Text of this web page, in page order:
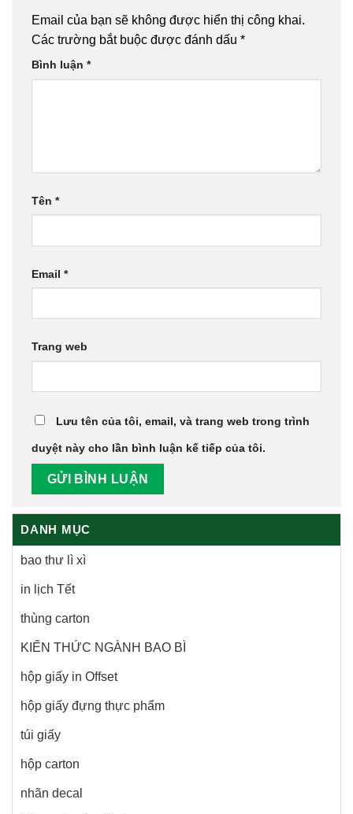
Email của bạn sẽ không được hiển thị công khai.
Các trường bắt buộc được đánh dấu *
Bình luận *
Tên *
Email *
Trang web
Lưu tên của tôi, email, và trang web trong trình
duyệt này cho lần bình luận kế tiếp của tôi.
DANH MỤC
bao thư lì xì
in lịch Tết
thùng carton
KIẾN THỨC NGÀNH BAO BÌ
hộp giấy in Offset
hộp giấy đựng thực phẩm
túi giấy
hộp carton
nhãn decal